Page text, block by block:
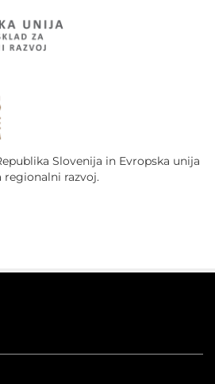
Slovenija in Evropska unija
regionalni razvoj.